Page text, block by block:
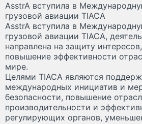
AsstrA вступила в
грузовой авиации TIACA
AsstrA вступила в
грузовой авиации TIACA,
направлена на защиту
повышение эффективности
мире.
Целями TIACA являются
международных инициатив и
безопасности, повышение
производительности и
регулирующих органов,